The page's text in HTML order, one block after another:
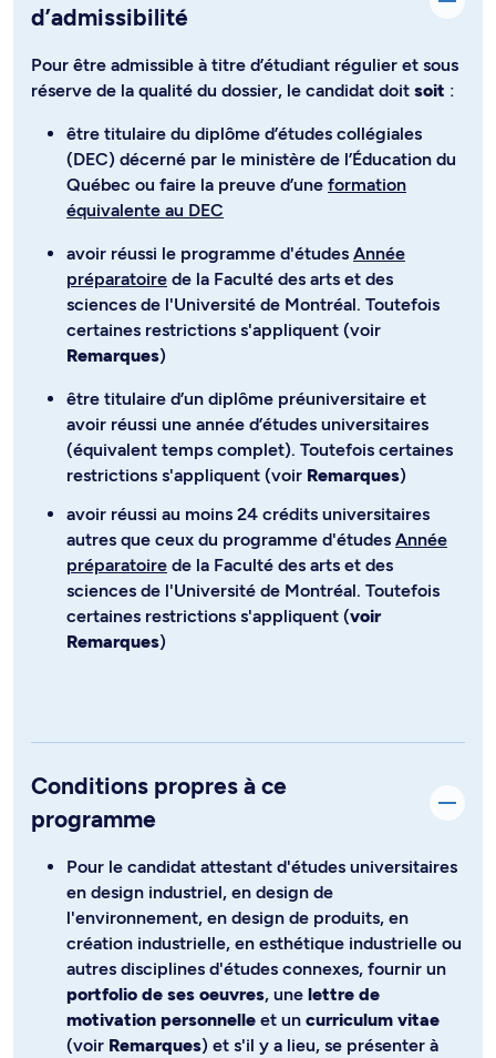
d’admissibilité
Pour être admissible à titre d’étudiant régulier et sous
réserve de la qualité du dossier, le candidat doit soit :
être titulaire du diplôme d’études collégiales
(DEC) décerné par le ministère de l’Éducation du
Québec ou faire la preuve d’une formation
équivalente au DEC
avoir réussi le programme d'études Année
préparatoire de la Faculté des arts et des
sciences de l'Université de Montréal. Toutefois
certaines restrictions s'appliquent (voir
Remarques)
être titulaire d’un diplôme préuniversitaire et
avoir réussi une année d’études universitaires
(équivalent temps complet). Toutefois certaines
restrictions s'appliquent (voir Remarques)
avoir réussi au moins 24 crédits universitaires
autres que ceux du programme d'études Année
préparatoire de la Faculté des arts et des
sciences de l'Université de Montréal. Toutefois
certaines restrictions s'appliquent (voir
Remarques)
Conditions propres à ce
programme
Pour le candidat attestant d'études universitaires
en design industriel, en design de
l'environnement, en design de produits, en
création industrielle, en esthétique industrielle ou
autres disciplines d'études connexes, fournir un
portfolio de ses oeuvres, une lettre de
motivation personnelle et un curriculum vitae
(voir Remarques) et s'il y a lieu, se présenter à